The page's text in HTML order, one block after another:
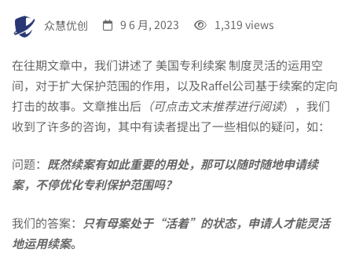
利
续
案
–
答
众慧优创 9 6 月, 2023 1,319 views
在往期文章中，我们讲述了 美国专利续案 制度灵活的运用空
间，对于扩大保护范围的作用，以及Raffel公司基于续案的定向
打击的故事。文章推出后 （可点击文末推荐进行阅读），我们
收到了许多的咨询，其中有读者提出了一些相似的疑问，如：
问题： 既然续案有如此重要的用处，那可以随时随地申请续
案，不停优化专利保护范围吗？
我们的答案：
只有母案处于“活着”的状态，申请人才能灵活
地运用续案。